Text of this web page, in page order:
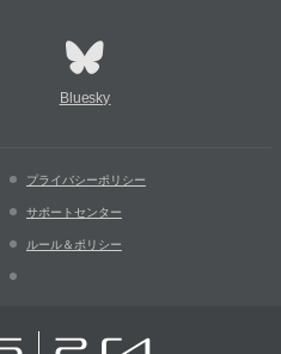
Bluesky
プライバシーポリシー
サポートセンター
ルール＆ポリシー